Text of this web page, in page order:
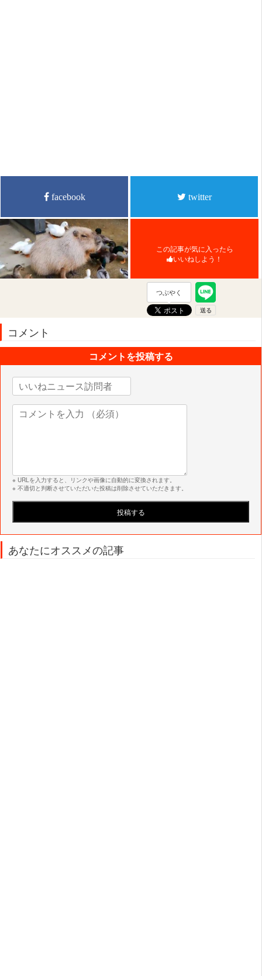
facebook twitter
この記事が気に入ったら
いいねしよう！
つぶやく
コメント
コメントを投稿する
※ URLを入力すると、リンクや画像に自動的に変換されます。
※ 不適切と判断させていただいた投稿は削除させていただきます。
あなたにオススメの記事